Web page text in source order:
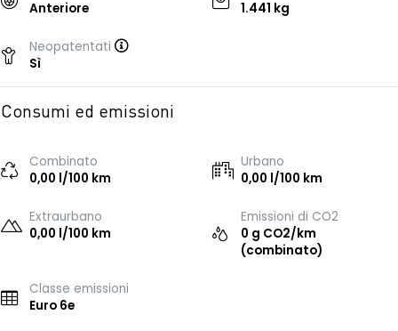
Anteriore
1.441 kg
Neopatentati
Sì
Consumi ed emissioni
Combinato
0,00 l/100 km
Urbano
0,00 l/100 km
Extraurbano
0,00 l/100 km
Emissioni di CO2
0 g CO2/km
(combinato)
Classe emissioni
Euro 6e